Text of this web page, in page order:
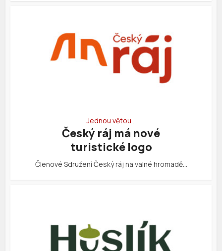
Jednou větou…
Český ráj má nové
turistické logo
Členové Sdružení Český ráj na valné hromadě…